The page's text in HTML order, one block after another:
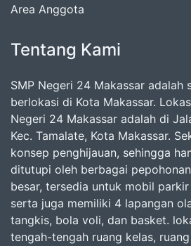
Area Anggota
Tentang Kami
SMP Negeri 24 Makassar adalah
berlokasi di Kota Makassar.
Negeri 24 Makassar adalah di
Kec. Tamalate, Kota Makassar.
konsep penghijauan, sehingga
ditutupi oleh berbagai
besar, tersedia untuk mobil
serta juga memiliki 4 lapangan
tangkis, bola voli, dan basket.
tengah-tengah ruang kelas,